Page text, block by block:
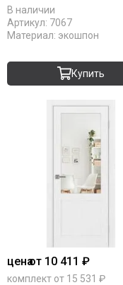
В наличии
Артикул: 7067
Материал: экошпон
Купить
ценаот 10 411 ₽
комплект от 15 531 ₽